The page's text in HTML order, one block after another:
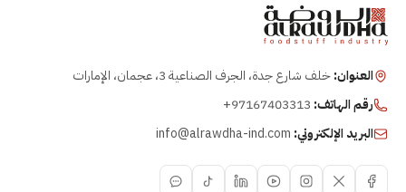
العنوان:خلف شارع جدة، الجرف الصناعية 3، عجمان، الإمارات
رقم الهاتف: +97167403313
البريد الإلكتروني: info@alrawdha-ind.com